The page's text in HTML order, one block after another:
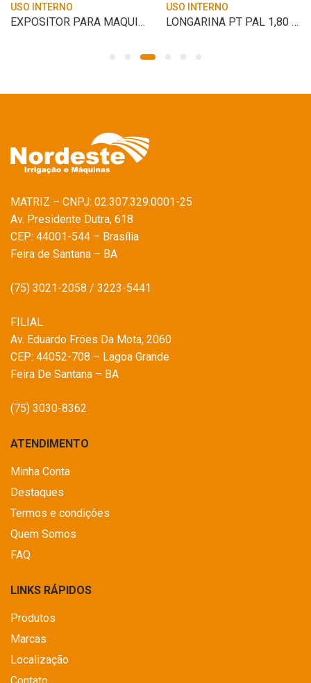
USO INTERNO
EXPOSITOR PARA MAQUINAS LONGAS 14004442
USO INTERNO
LONGARINA PT PAL 1,80 CD PE 14
MATRIZ – CNPJ: 02.307.329.0001-25
Av. Presidente Dutra, 618
CEP: 44001-544 – Brasília
Feira de Santana – BA
(75) 3021-2058 / 3223-5441
FILIAL
Av. Eduardo Fróes Da Mota, 2060
CEP: 44052-708 – Lagoa Grande
Feira De Santana – BA
(75) 3030-8362
ATENDIMENTO
Minha Conta
Destaques
Termos e condições
Quem Somos
FAQ
LINKS RÁPIDOS
Produtos
Marcas
Localização